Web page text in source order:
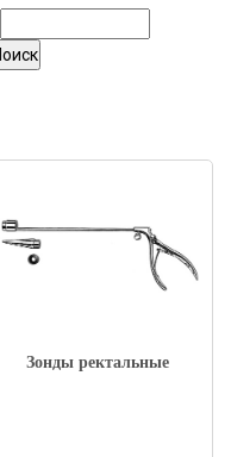
Зонды ректальные